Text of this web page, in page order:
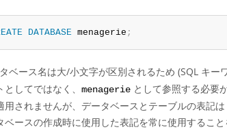
DATABASE menagerie ;
ベース名は大/小文字が区別されるため (SQL キー
してではなく、
menagerie として参照する必要
用されませんが、データベースとテーブルの表記
ベースの作成時に使用した表記を常に使用するこ